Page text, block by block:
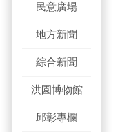
民意廣場
地方新聞
綜合新聞
洪園博物館
邱彰專欄